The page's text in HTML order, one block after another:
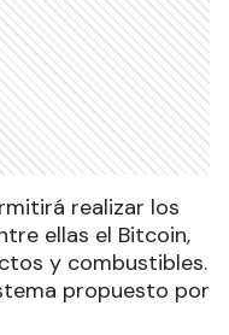
realizar los
ellas el Bitcoin,
y combustibles.
propuesto por